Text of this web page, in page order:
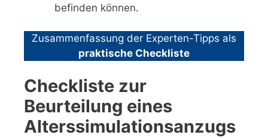
befinden können.
Zusammenfassung der Experten-Tipps als
praktische Checkliste
Checkliste zur
Beurteilung eines
Alterssimulationsanzugs